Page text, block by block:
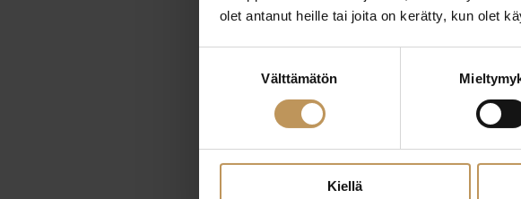
olet antanut heille tai joita on kerätty, kun olet
Välttämätön
Kiellä
Ammattikorkeakoulututkinto oli
viidenneksellä (19 %).
Vuokrahuoneiston välittäjäkokeen
KHK-pätevyys eli